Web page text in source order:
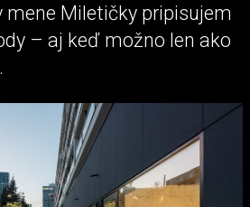
mene Miletičky pripisujem
– aj keď možno len ako